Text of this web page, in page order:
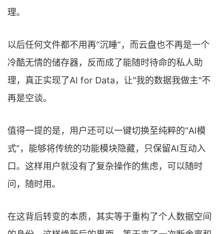
理。
以后任何文件都不用再“沉睡”，而云盘也不再是一个
冷酷无情的储存器，反而成了能随时待命的私人助
理，真正实现了AI for Data，让"我的数据我做主"不
再是空谈。
值得一提的是，用户还可以一键切换至纯粹的“AI模
式”，能够将传统的功能模块隐藏，只保留AI互动入
口。这样用户就没有了复杂操作的焦虑，可以随时
问，随时用。
在这背后转变的本质，其实等于重构了个人数据空间